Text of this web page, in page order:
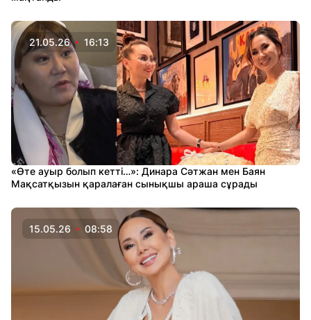
21.05.26 16:13
«Өте ауыр болып кетті…»: Динара Сәтжан мен Баян
Мақсатқызын қаралаған сынықшы араша сұрады
15.05.26 08:58